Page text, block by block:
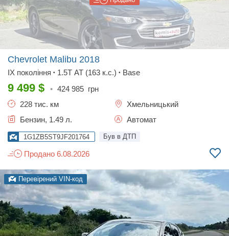
Chevrolet Malibu 2018
IX покоління • 1.5T AT (163 к.с.) • Base
9 499 $ • 424 985 грн
228 тис. км
Хмельницький
Бензин, 1.49 л.
Автомат
1G1ZB5ST9JF201764 Був в ДТП
Продано 6.08.2026
Перевірений VIN-код